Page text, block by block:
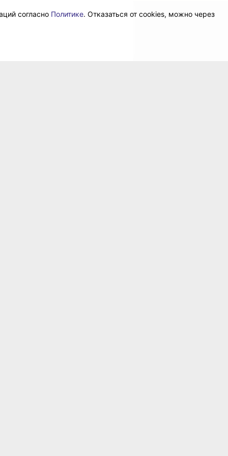
согласно Политике. Отказаться от cookies, можно через